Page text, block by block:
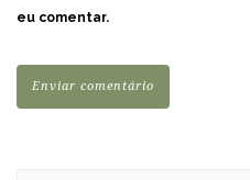
eu comentar.